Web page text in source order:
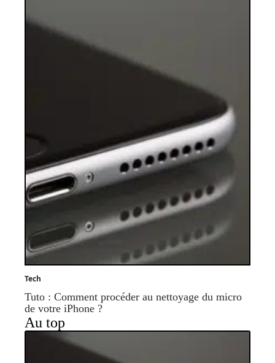
Tech
Tuto : Comment procéder au nettoyage du micro
de votre iPhone ?
Au top